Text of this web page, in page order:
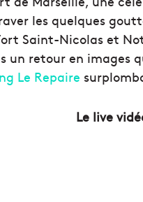
les quelques
Saint-Nicolas et
un retour en images
Le Repaire
Le live